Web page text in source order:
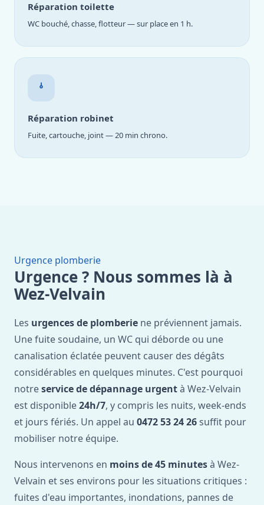
Réparation toilette
WC bouché, chasse, flotteur — sur place en 1 h.
Réparation robinet
Fuite, cartouche, joint — 20 min chrono.
Urgence plomberie
Urgence ? Nous sommes là à
Wez-Velvain
Les urgences de plomberie ne préviennent jamais.
Une fuite soudaine, un WC qui déborde ou une
canalisation éclatée peuvent causer des dégâts
considérables en quelques minutes. C'est pourquoi
notreservice de dépannage urgentà Wez-Velvain
est disponible24h/7, y compris les nuits, week-ends
et jours fériés. Un appel au 0472 53 24 26 suffit pour
mobiliser notre équipe.
Nous intervenons en moins de 45 minutesà Wez-
Velvain et ses environs pour les situations critiques :
fuites d'eau importantes, inondations, pannes de